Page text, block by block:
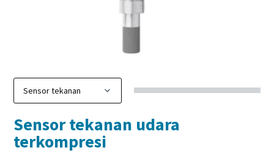
Sensor tekanan udara
terkompresi